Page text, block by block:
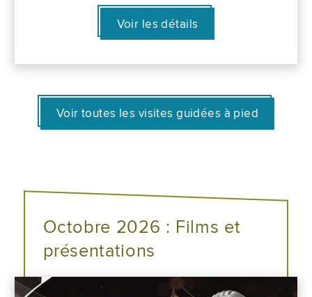
Voir les détails
Voir toutes les visites guidées à pied
Octobre 2026 : Films et
présentations